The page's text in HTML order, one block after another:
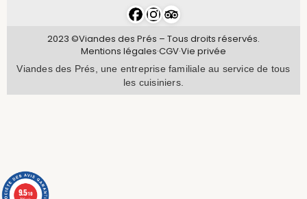
2023 ©Viandes des Prés – Tous droits réservés.
Mentions légales·CGV·Vie privée
Viandes des Prés, une entreprise familiale au service de tous
les cuisiniers.
9.5/10